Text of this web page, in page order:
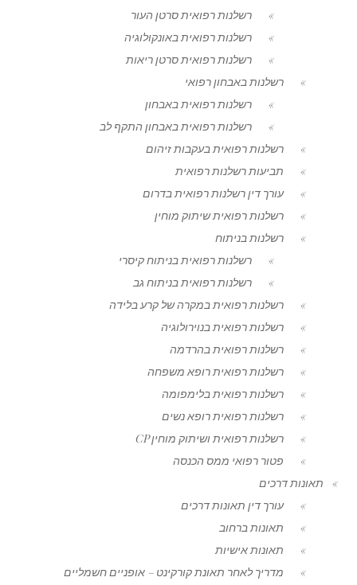
רשלנות רפואית סרטן העור
רשלנות רפואית באונקולוגיה
רשלנות רפואית סרטן ריאות
רשלנות באבחון רפואי
רשלנות רפואית באבחון
רשלנות רפואית באבחון התקף לב
רשלנות רפואית בעקבות זיהום
תביעות רשלנות רפואית
עורך דין רשלנות רפואית בדרום
רשלנות רפואית שיתוק מוחין
רשלנות בניתוח
רשלנות רפואית בניתוח קיסרי
רשלנות רפואית בניתוח גב
רשלנות רפואית במקרה של קרע בלידה
רשלנות רפואית בנוירולוגיה
רשלנות רפואית בהרדמה
רשלנות רפואית רופא משפחה
רשלנות רפואית בלימפומה
רשלנות רפואית רופא נשים
רשלנות רפואית ושיתוק מוחין CP
פטור רפואי ממס הכנסה
תאונות דרכים
עורך דין תאונות דרכים
תאונות ברחוב
תאונות אישיות
מדריך לאחר תאונת קורקינט – אופניים חשמליים